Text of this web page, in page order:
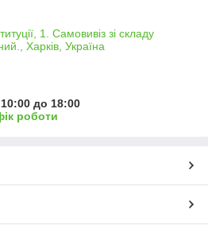
1. Самовивіз зі складу
Харків, Україна
до 18:00
роботи